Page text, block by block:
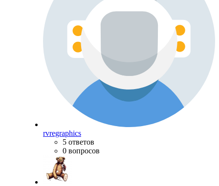
rvregraphics
5 ответов
0 вопросов